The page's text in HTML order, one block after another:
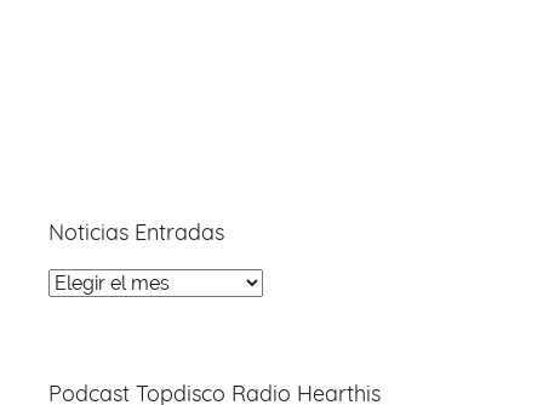
Noticias Entradas
Noticias
Podcast Topdisco Radio Hearthis